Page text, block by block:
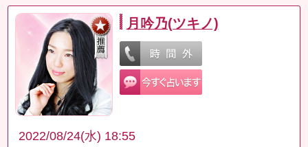
月吟乃(ツキノ)
2022/08/24(水) 18:55